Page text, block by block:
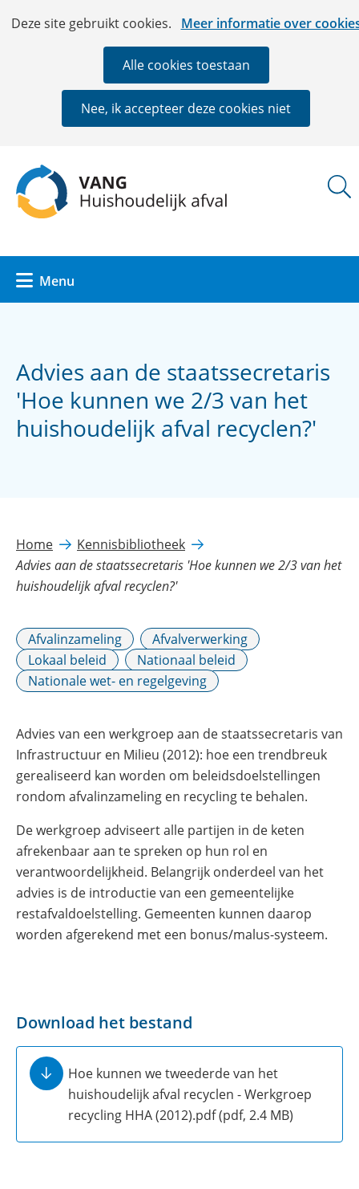
Cookies
Deze site gebruikt cookies. Meer informatie over
Hier
deze
website
worden
of
geweigerd.
Alle cookies toestaan
Nee, ik accepteer deze cookies niet
Ga
de
inhoud
Menu
Advies aan de staatssecretaris
'Hoe kunnen we 2/3 van het
huishoudelijk afval recyclen?'
Home
Kennisbibliotheek
Advies aan de staatssecretaris 'Hoe kunnen we 2/3 van het
huishoudelijk afval recyclen?'
Afvalinzameling
Afvalverwerking
Lokaal beleid
Nationaal beleid
Nationale wet- en regelgeving
Advies van een werkgroep aan de staatssecretaris van
Infrastructuur en Milieu (2012): hoe een trendbreuk
gerealiseerd kan worden om beleidsdoelstellingen
rondom afvalinzameling en recycling te behalen.
De werkgroep adviseert alle partijen in de keten
afrekenbaar aan te spreken op hun rol en
verantwoordelijkheid. Belangrijk onderdeel van het
advies is de introductie van een gemeentelijke
restafvaldoelstelling. Gemeenten kunnen daarop
worden afgerekend met een bonus/malus-systeem.
Download het bestand
Hoe kunnen we tweederde van het
huishoudelijk afval recyclen - Werkgroep
recycling HHA (2012).pdf(pdf, 2.4 MB)